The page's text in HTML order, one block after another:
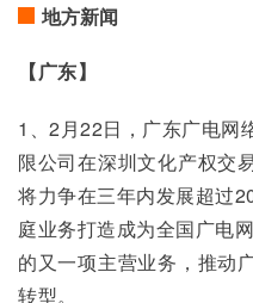
地方新闻
【广东】
1、2月22日，广东广电网
限公司在深圳文化产权交
将力争在三年内发展超过
庭业务打造成为全国广电
的又一项主营业务，推动
转型。